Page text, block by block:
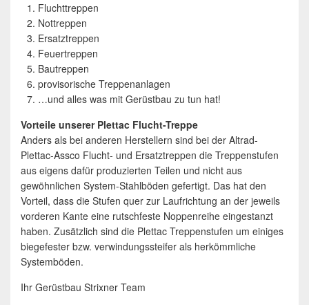
Fluchttreppen
Nottreppen
Ersatztreppen
Feuertreppen
Bautreppen
provisorische Treppenanlagen
…und alles was mit Gerüstbau zu tun hat!
Vorteile unserer Plettac Flucht-Treppe
Anders als bei anderen Herstellern sind bei der Altrad-
Plettac-Assco Flucht- und Ersatztreppen die Treppenstufen
aus eigens dafür produzierten Teilen und nicht aus
gewöhnlichen System-Stahlböden gefertigt. Das hat den
Vorteil, dass die Stufen quer zur Laufrichtung an der jeweils
vorderen Kante eine rutschfeste Noppenreihe eingestanzt
haben. Zusätzlich sind die Plettac Treppenstufen um einiges
biegefester bzw. verwindungssteifer als herkömmliche
Systemböden.
Ihr Gerüstbau Strixner Team